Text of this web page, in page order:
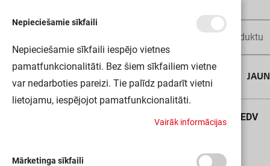
BATTERY LED SPOTLIGHT SINGLE WT LEDV
Nepieciešamie sīkfaili
Nepieciešamie sīkfaili iespējo vietnes
pamatfunkcionalitāti. Bez šiem sīkfailiem vietne
var nedarboties pareizi. Tie palīdz padarīt vietni
lietojamu, iespējojot pamatfunkcionalitāti.
Vairāk informācijas
Mārketinga sīkfaili